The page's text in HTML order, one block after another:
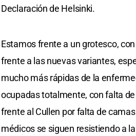
Declaración de Helsinki.
Estamos frente a un grotesco,
frente a las nuevas variantes,
mucho más rápidas de la
ocupadas totalmente, con falta
frente al Cullen por falta de
médicos se siguen resistiendo a